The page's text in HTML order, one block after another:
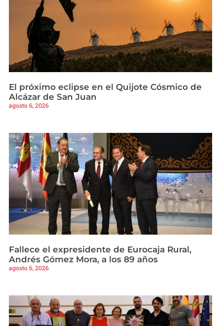
El próximo eclipse en el Quijote Cósmico de
Alcázar de San Juan
agosto 6, 2026
Fallece el expresidente de Eurocaja Rural,
Andrés Gómez Mora, a los 89 años
agosto 6, 2026